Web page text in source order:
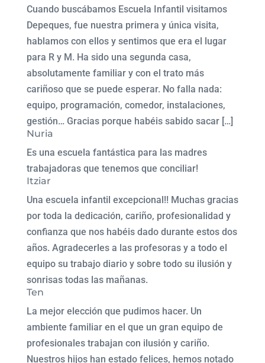
Cuando buscábamos Escuela Infantil visitamos
Depeques, fue nuestra primera y única visita,
hablamos con ellos y sentimos que era el lugar
para R y M. Ha sido una segunda casa,
absolutamente familiar y con el trato más
cariñoso que se puede esperar. No falla nada:
equipo, programación, comedor, instalaciones,
gestión… Gracias porque habéis sabido sacar […]
Nuria
Es una escuela fantástica para las madres
trabajadoras que tenemos que conciliar!
Itziar
Una escuela infantil excepcional!! Muchas gracias
por toda la dedicación, cariño, profesionalidad y
confianza que nos habéis dado durante estos dos
años. Agradecerles a las profesoras y a todo el
equipo su trabajo diario y sobre todo su ilusión y
sonrisas todas las mañanas.
Ten
La mejor elección que pudimos hacer. Un
ambiente familiar en el que un gran equipo de
profesionales trabajan con ilusión y cariño.
Nuestros hijos han estado felices, hemos notado